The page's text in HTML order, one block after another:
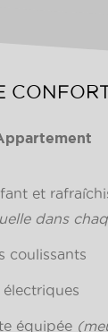
et
dans
coulissants
équipée